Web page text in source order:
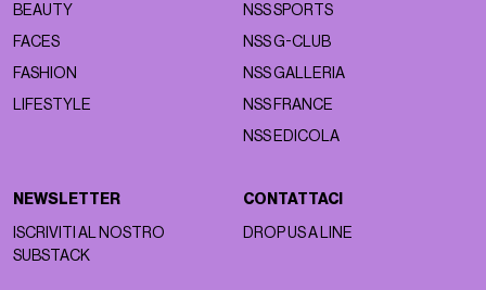
BEAUTY
FACES
FASHION
LIFESTYLE
NSS SPORTS
NSS G-CLUB
NSS GALLERIA
NSS FRANCE
NSS EDICOLA
NEWSLETTER
ISCRIVITI AL NOSTRO
SUBSTACK
CONTATTACI
DROP US A LINE